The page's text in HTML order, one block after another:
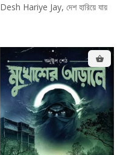
Desh Hariye Jay, দেশ হারিয়ে যায়